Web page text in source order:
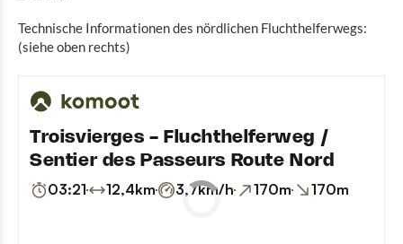
Geschichte“
Technische Informationen des nördlichen Fluchthelferwegs:
(siehe oben rechts)